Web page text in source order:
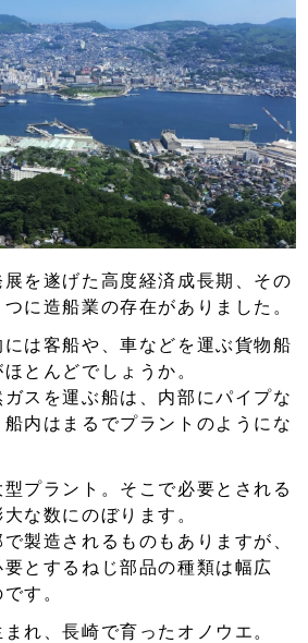
を遂げた高度経済成長期、その
に造船業の存在がありました。
は客船や、車などを運ぶ貨物船
とんどでしょうか。
スを運ぶ船は、内部にパイプな
内はまるでプラントのようにな
プラント。そこで必要とされる
な数にのぼります。
製造されるものもありますが、
とするねじ部品の種類は幅広
す。
れ、長崎で育ったオノウエ。